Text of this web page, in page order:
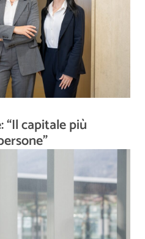
“Il capitale più